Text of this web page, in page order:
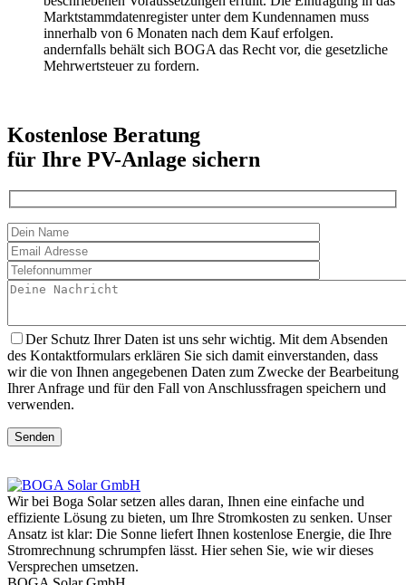
Marktstammdatenregister unter dem Kundennamen muss
innerhalb von 6 Monaten nach dem Kauf erfolgen.
andernfalls behält sich BOGA das Recht vor, die gesetzliche
Mehrwertsteuer zu fordern.
Kostenlose Beratung
für Ihre PV-Anlage sichern
Der Schutz Ihrer Daten ist uns sehr wichtig. Mit dem Absenden
des Kontaktformulars erklären Sie sich damit einverstanden, dass
wir die von Ihnen angegebenen Daten zum Zwecke der Bearbeitung
Ihrer Anfrage und für den Fall von Anschlussfragen speichern und
verwenden.
Senden
Wir bei Boga Solar setzen alles daran, Ihnen eine einfache und
effiziente Lösung zu bieten, um Ihre Stromkosten zu senken. Unser
Ansatz ist klar: Die Sonne liefert Ihnen kostenlose Energie, die Ihre
Stromrechnung schrumpfen lässt. Hier sehen Sie, wie wir dieses
Versprechen umsetzen.